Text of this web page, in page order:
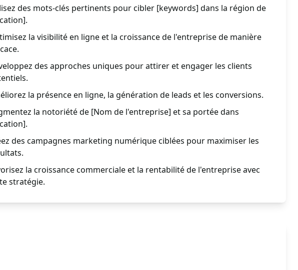
des mots-clés pertinents pour cibler [keywords] dans la région de
la visibilité en ligne et la croissance de l'entreprise de manière
des approches uniques pour attirer et engager les clients
la présence en ligne, la génération de leads et les conversions.
la notoriété de [Nom de l'entreprise] et sa portée dans
des campagnes marketing numérique ciblées pour maximiser les
la croissance commerciale et la rentabilité de l'entreprise avec
stratégie.